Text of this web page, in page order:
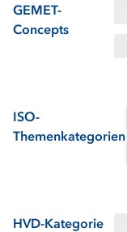
GEMET-
Concepts
ISO-
Themenkategorien
HVD-Kategorie